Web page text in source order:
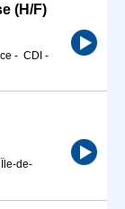
(H/F)
- CDI -
de-